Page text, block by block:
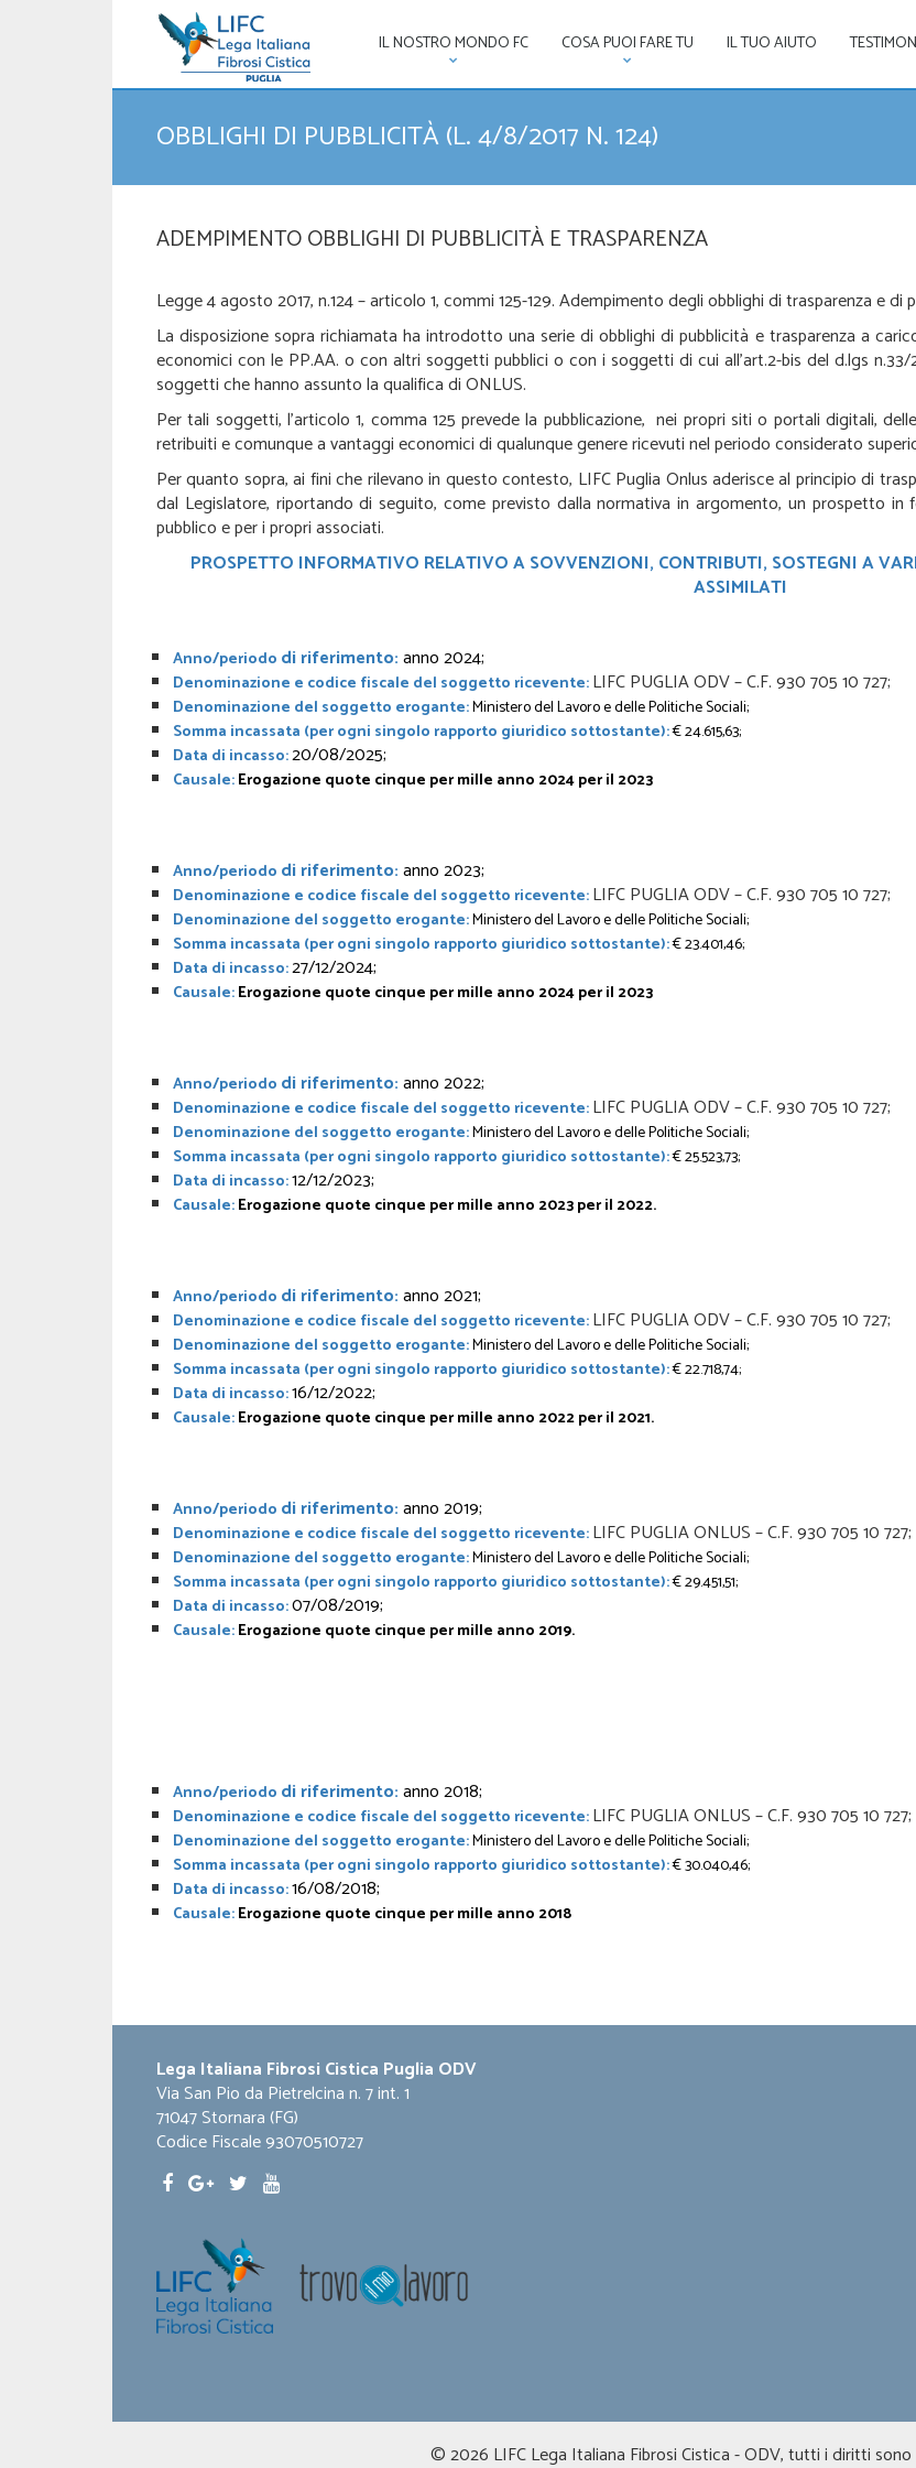
IL NOSTRO MONDO FC COSA PUOI FARE TU IL TUO AIUTO
OBBLIGHI DI PUBBLICITÀ (L. 4/8/2017 N. 124)
ADEMPIMENTO OBBLIGHI DI PUBBLICITÀ E TRASPARENZA
Legge 4 agosto 2017, n.124 – articolo 1, commi 125-129. Adempimento degli obblighi di trasparenza e di
La disposizione sopra richiamata ha introdotto una serie di obblighi di pubblicità e trasparenza a
economici con le PP.AA. o con altri soggetti pubblici o con i soggetti di cui all’art.2-bis del d.lgs
soggetti che hanno assunto la qualifica di ONLUS.
Per tali soggetti, l’articolo 1, comma 125 prevede la pubblicazione, nei propri siti o portali digitali,
retribuiti e comunque a vantaggi economici di qualunque genere ricevuti nel periodo considerato
Per quanto sopra, ai fini che rilevano in questo contesto, LIFC Puglia Onlus aderisce al principio di
dal Legislatore, riportando di seguito, come previsto dalla normativa in argomento, un prospetto
pubblico e per i propri associati.
PROSPETTO INFORMATIVO RELATIVO A SOVVENZIONI, CONTRIBUTI, SOSTEGNI A
ASSIMILATI
Anno/periodo di riferimento:anno 2024;
Denominazione e codice fiscale del soggetto ricevente:LIFC PUGLIA ODV – C.F. 930 705 10 727;
Denominazione del soggetto erogante:Ministero del Lavoro e delle Politiche Sociali;
Somma incassata (per ogni singolo rapporto giuridico sottostante):€ 24.615,63;
Data di incasso:20/08/2025;
Causale:Erogazione quote cinque per mille anno 2024 per il 2023
Anno/periodo di riferimento:anno 2023;
Denominazione e codice fiscale del soggetto ricevente:LIFC PUGLIA ODV – C.F. 930 705 10 727;
Denominazione del soggetto erogante:Ministero del Lavoro e delle Politiche Sociali;
Somma incassata (per ogni singolo rapporto giuridico sottostante):€ 23.401,46;
Data di incasso:27/12/2024;
Causale:Erogazione quote cinque per mille anno 2024 per il 2023
Anno/periodo di riferimento:anno 2022;
Denominazione e codice fiscale del soggetto ricevente:LIFC PUGLIA ODV – C.F. 930 705 10 727;
Denominazione del soggetto erogante:Ministero del Lavoro e delle Politiche Sociali;
Somma incassata (per ogni singolo rapporto giuridico sottostante):€ 25.523,73;
Data di incasso:12/12/2023;
Causale:Erogazione quote cinque per mille anno 2023 per il 2022.
Anno/periodo di riferimento:anno 2021;
Denominazione e codice fiscale del soggetto ricevente:LIFC PUGLIA ODV – C.F. 930 705 10 727;
Denominazione del soggetto erogante:Ministero del Lavoro e delle Politiche Sociali;
Somma incassata (per ogni singolo rapporto giuridico sottostante):€ 22.718,74;
Data di incasso:16/12/2022;
Causale:Erogazione quote cinque per mille anno 2022 per il 2021.
Anno/periodo di riferimento:anno 2019;
Denominazione e codice fiscale del soggetto ricevente:LIFC PUGLIA ONLUS – C.F. 930 705 10 727;
Denominazione del soggetto erogante:Ministero del Lavoro e delle Politiche Sociali;
Somma incassata (per ogni singolo rapporto giuridico sottostante):€ 29.451,51;
Data di incasso:07/08/2019;
Causale:Erogazione quote cinque per mille anno 2019.
Anno/periodo di riferimento:anno 2018;
Denominazione e codice fiscale del soggetto ricevente:LIFC PUGLIA ONLUS – C.F. 930 705 10 727;
Denominazione del soggetto erogante:Ministero del Lavoro e delle Politiche Sociali;
Somma incassata (per ogni singolo rapporto giuridico sottostante):€ 30.040,46;
Data di incasso:16/08/2018;
Causale:Erogazione quote cinque per mille anno 2018
Lega Italiana Fibrosi Cistica Puglia ODV
Via San Pio da Pietrelcina n. 7 int. 1
71047 Stornara (FG)
Codice Fiscale 93070510727
© 2026 LIFC Lega Italiana Fibrosi Cistica - ODV, tutti i diritti sono